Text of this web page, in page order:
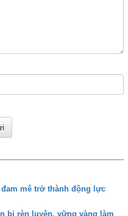
mê trở thành động lực
bỉ rèn luyện, vững vàng làm